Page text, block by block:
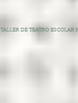
TALLER DE TEATRO ESCOLAR